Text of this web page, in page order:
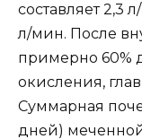
составляет 2,3
л/мин. После
примерно 60%
окисления,
Суммарная
дней)